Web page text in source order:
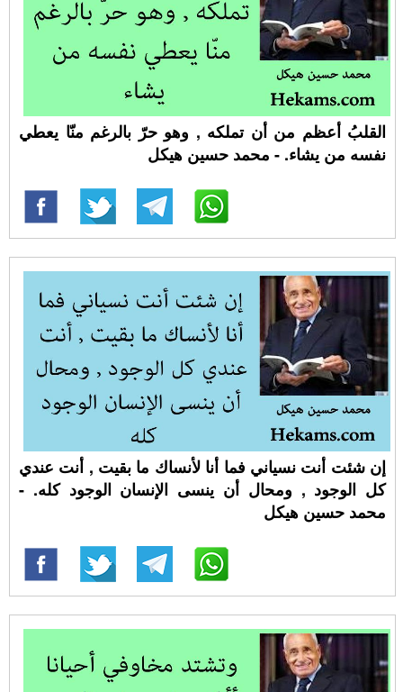
القلبُ أعظم من أن تملكه , وهو حرّ بالرغم منّا يعطي
نفسه من يشاء. - محمد حسين هيكل
إن شئت أنت نسياني فما أنا لأنساك ما بقيت , أنت عندي
كل الوجود , ومحال أن ينسى الإنسان الوجود كله. -
محمد حسين هيكل